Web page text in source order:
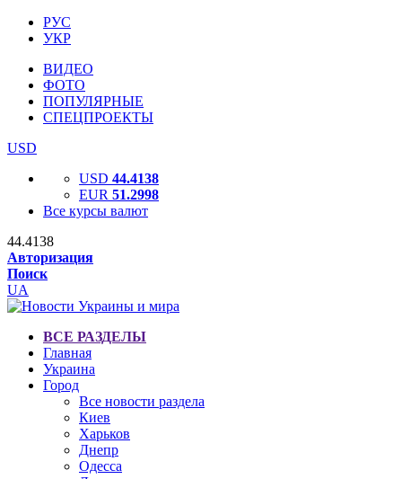
РУС
УКР
ВИДЕО
ФОТО
ПОПУЛЯРНЫЕ
СПЕЦПРОЕКТЫ
USD
USD 44.4138
EUR 51.2998
Все курсы валют
44.4138
Авторизация
Поиск
UA
ВСЕ РАЗДЕЛЫ
Главная
Украина
Город
Все новости раздела
Киев
Харьков
Днепр
Одесса